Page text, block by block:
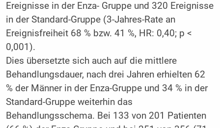
Ereignisse in der Enza- Gruppe und 320 Ereignisse
in der Standard-Gruppe (3-Jahres-Rate an
Ereignisfreiheit 68 % bzw. 41 %, HR: 0,40; p <
0,001).
Dies übersetzte sich auch auf die mittlere
Behandlungsdauer, nach drei Jahren erhielten 62
% der Männer in der Enza-Gruppe und 34 % in der
Standard-Gruppe weiterhin das
Behandlungsschema. Bei 133 von 201 Patienten